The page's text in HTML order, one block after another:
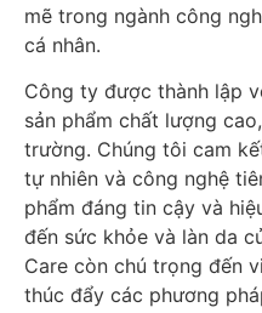
mẽ trong ngành công
cá nhân.
Công ty được thành lập
sản phẩm chất lượng
trường. Chúng tôi cam
tự nhiên và công nghệ
phẩm đáng tin cậy và
đến sức khỏe và làn da
Care còn chú trọng đến
thúc đẩy các phương